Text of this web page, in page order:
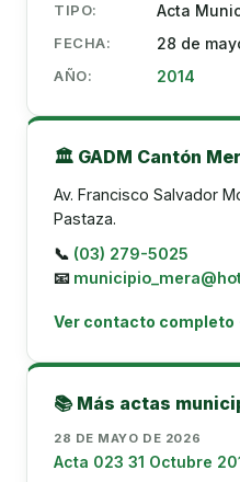
TIPO: Acta
FECHA: 28 de
AÑO: 2014
🏛️ GADM Cantón
Av. Francisco Salvador
Pastaza.
📞 (03) 279-5025
📧
Ver contacto completo
📚 Más actas
28 DE MAYO DE 2026
Acta 023 31 Octubre